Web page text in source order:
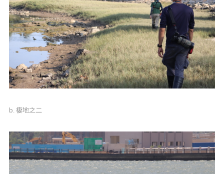
b. 棲地之二